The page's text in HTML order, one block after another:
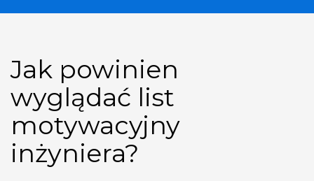
Jak powinien
wyglądać list
motywacyjny
inżyniera?